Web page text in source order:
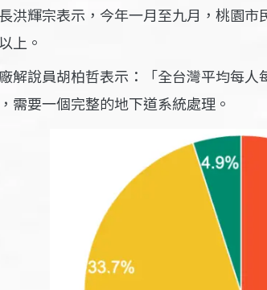
洪輝宗表示，今年一月至九月 ，桃園市
上。
解說員胡柏哲表示：「全台灣平均每人
需要一個完整的地下道系統處理 。